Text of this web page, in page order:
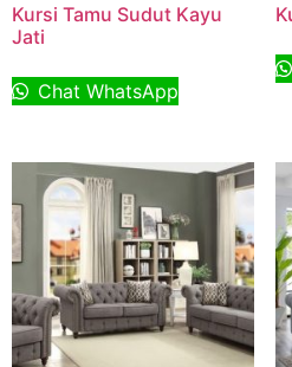
Kursi Tamu Sudut Kayu
Jati
Chat WhatsApp